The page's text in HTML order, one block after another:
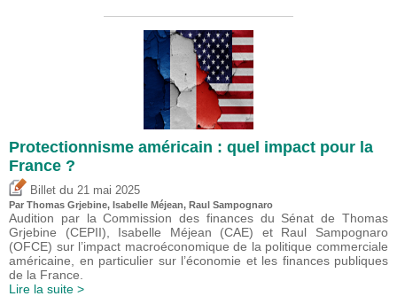
Protectionnisme américain : quel impact pour la
France ?
Billet du 21 mai 2025
Par Thomas Grjebine, Isabelle Méjean, Raul Sampognaro
Audition par la Commission des finances du Sénat de Thomas
Grjebine (CEPII), Isabelle Méjean (CAE) et Raul Sampognaro
(OFCE) sur l’impact macroéconomique de la politique commerciale
américaine, en particulier sur l’économie et les finances publiques
de la France.
Lire la suite >